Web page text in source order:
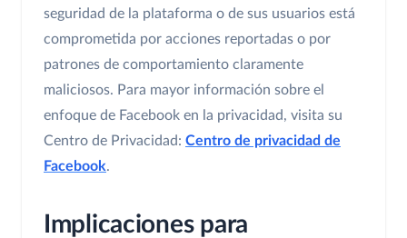
seguridad de la plataforma o de sus usuarios está
comprometida por acciones reportadas o por
patrones de comportamiento claramente
maliciosos. Para mayor información sobre el
enfoque de Facebook en la privacidad, visita su
Centro de Privacidad: Centro de privacidad de
Facebook.
Implicaciones para